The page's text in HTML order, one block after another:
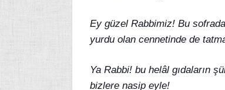
Ey güzel Rabbimiz! Bu
yurdu olan cennetinde de
Ya Rabbi! bu helâl gıdaların
bizlere nasip eyle!